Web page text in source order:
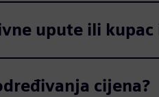
upute ili
cijena?